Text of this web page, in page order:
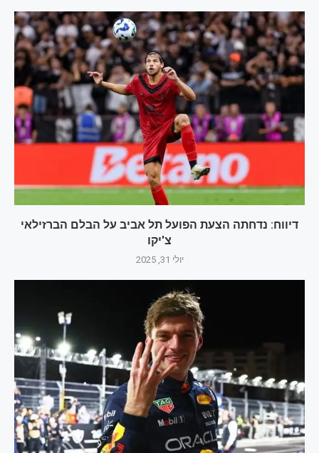
דיווח: נדחתה הצעת הפועל תל אביב על הבלם הברזילאי
צ'יקו
יולי 31, 2025